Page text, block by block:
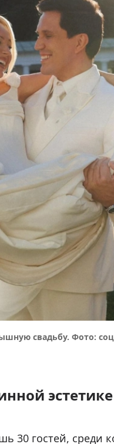
свадьбу. Фото:
эстетике
30 гостей, среди